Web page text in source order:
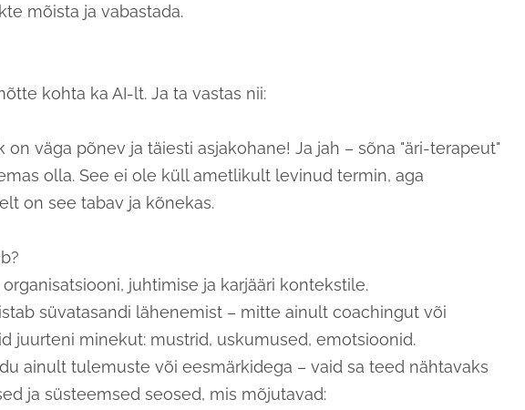
mõista ja vabastada.
kohta ka AI-lt. Ja ta vastas nii:
on väga põnev ja täiesti asjakohane! Ja jah – sõna "äri-terapeut"
olla. See ei ole küll ametlikult levinud termin, aga
on see tabav ja kõnekas.
organisatsiooni, juhtimise ja karjääri kontekstile.
süvatasandi lähenemist – mitte ainult coachingut või
juurteni minekut: mustrid, uskumused, emotsioonid.
ainult tulemuste või eesmärkidega – vaid sa teed nähtavaks
ja süsteemsed seosed, mis mõjutavad: